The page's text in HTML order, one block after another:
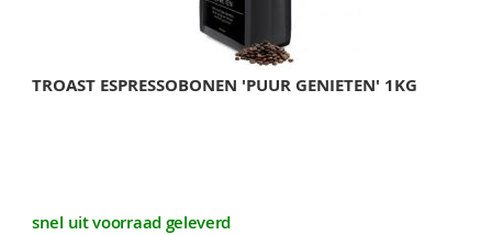
TROAST ESPRESSOBONEN 'PUUR GENIETEN' 1KG
snel uit voorraad geleverd